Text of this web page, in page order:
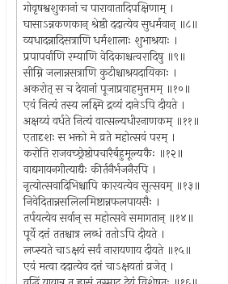
गोवृषश्वशुकानां च पारावातादिपक्षिणाम् ।
घासाऽन्नकणकान् श्रेष्ठी ददात्येव सुधर्मवान् ॥८॥
व्यधादन्नादिसत्राणि धर्मशालाः शुभाश्रयाः ।
प्रपापर्वाणि रम्याणि वेदिकाश्चत्वरादिषु ॥९॥
सीम्नि जलान्नसत्राणि कुटीश्चाश्रयदायिकाः ।
अकरोत् स च देवानां पूजाप्रवाहमुत्तमम् ॥१०॥
एवं नित्यं तस्य लक्ष्मि द्रव्यं दानेऽपि दीयते ।
अक्षय्यं वर्धते नित्यं वात्सल्यधीरनाणकम् ॥११॥
एतादृशः स भक्तो मे व्रते महोत्सवं परम् ।
करोति राजवच्छ्रेष्ठोपचारैर्बहुमूल्यकैः ॥१२॥
वाद्यगायनगीत्याद्यैः कीर्तनैर्भजनैरपि ।
नृत्योत्सवादिभिश्चापि कारयत्येव सूत्सवम् ॥१३॥
निवेदितान्नसलिलमिष्टान्नफलपायसैः ।
तर्पयत्येव सर्वान् स महोत्सवे समागतान् ॥१४॥
पूर्वे दत्तं ततश्चात्र लब्धं ततोऽपि दीयते ।
लप्स्यते चाऽक्षयं सर्वं नारायणाय दीयते ॥१५॥
एवं मत्वा ददात्येव दत्तं चाऽक्षयतां व्रजेत् ।